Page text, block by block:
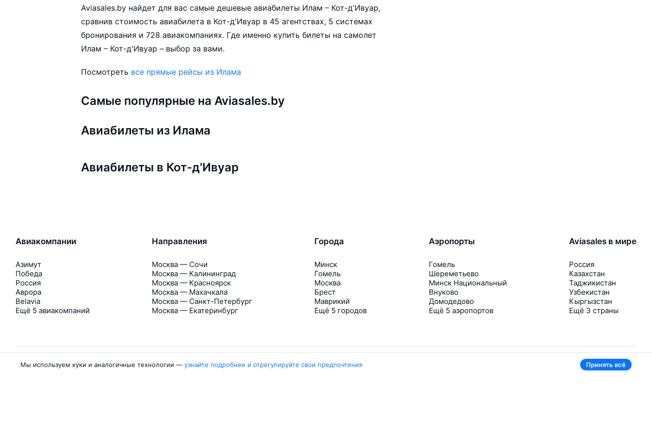
Aviasales.by найдет для вас самые дешевые авиабилеты Илам – Кот-д'Ивуар,
сравнив стоимость авиабилета в Кот-д'Ивуар в 45 агентствах, 5 системах
бронирования и 728 авиакомпаниях. Где именно купить билеты на самолет
Илам – Кот-д'Ивуар – выбор за вами.
Посмотреть все прямые рейсы из Илама
Самые популярные на Aviasales.by
Авиабилеты из Илама
Авиабилеты в Кот-д'Ивуар
Авиакомпании
Азимут
Победа
Россия
Аврора
Belavia
Ещё 5 авиакомпаний
Направления
Москва — Сочи
Москва — Калининград
Москва — Красноярск
Москва — Махачкала
Москва — Санкт-Петербург
Москва — Екатеринбург
Города
Минск
Гомель
Москва
Брест
Маврикий
Ещё 5 городов
Аэропорты
Гомель
Шереметьево
Минск Национальный
Внуково
Домодедово
Ещё 5 аэропортов
Aviasales в мире
Россия
Казахстан
Таджикистан
Узбекистан
Кыргызстан
Ещё 3 страны
Мы используем куки и аналогичные технологии — узнайте подробнее и отрегулируйте свои предпочтения Принять всё